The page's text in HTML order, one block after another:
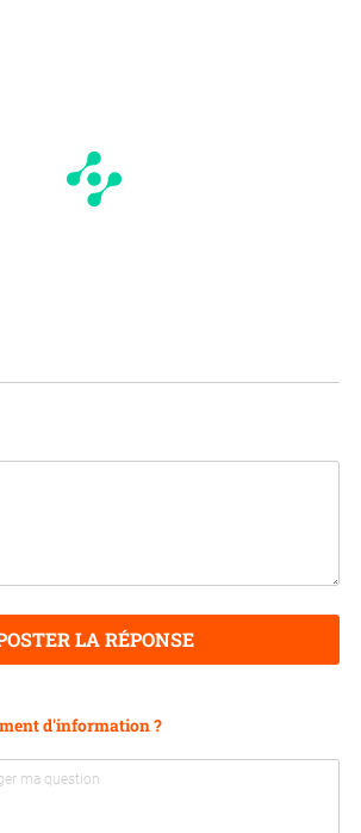
LA RÉPONSE
d'information ?